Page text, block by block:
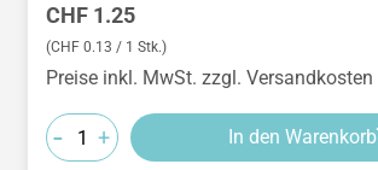
Regulärer Preis:
CHF 1.25
(CHF 0.13 / 1 Stk.)
Preise inkl. MwSt. zzgl. Versandkosten
- + In den Warenkorb